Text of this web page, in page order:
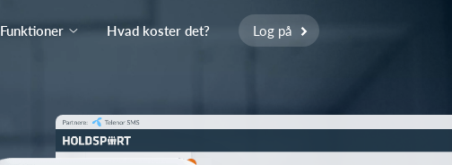
Funktioner Hvad koster det? Log på